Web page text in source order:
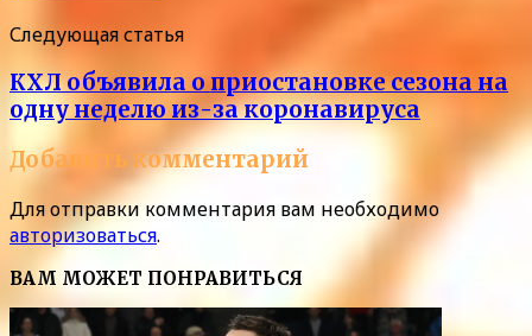
Следующая статья
КХЛ объявила о приостановке сезона на
одну неделю из-за коронавируса
Добавить комментарий
Для отправки комментария вам необходимо
авторизоваться.
ВАМ МОЖЕТ ПОНРАВИТЬСЯ